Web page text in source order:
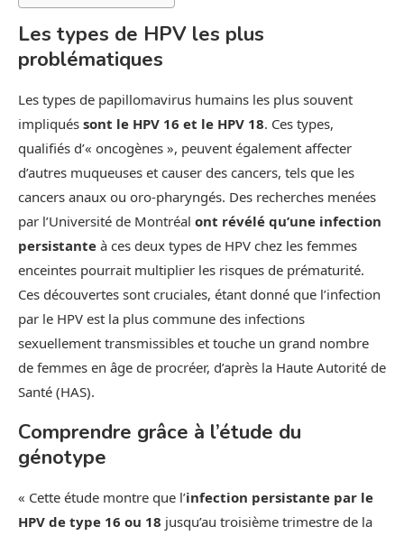
Les types de HPV les plus
problématiques
Les types de papillomavirus humains les plus souvent
impliqués sont le HPV 16 et le HPV 18. Ces types,
qualifiés d’« oncogènes », peuvent également affecter
d’autres muqueuses et causer des cancers, tels que les
cancers anaux ou oro-pharyngés. Des recherches menées
par l’Université de Montréal ont révélé qu’une infection
persistante à ces deux types de HPV chez les femmes
enceintes pourrait multiplier les risques de prématurité.
Ces découvertes sont cruciales, étant donné que l’infection
par le HPV est la plus commune des infections
sexuellement transmissibles et touche un grand nombre
de femmes en âge de procréer, d’après la Haute Autorité de
Santé (HAS).
Comprendre grâce à l’étude du
génotype
« Cette étude montre que l’infection persistante par le
HPV de type 16 ou 18 jusqu’au troisième trimestre de la